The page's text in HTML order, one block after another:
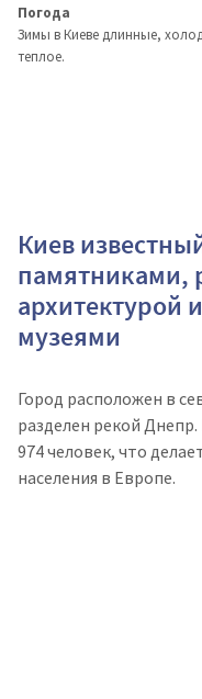
Погода
Зимы в Киеве длинные,
теплое.
Киев
памятниками,
архитектурой
музеями
Город расположен в
разделен рекой Днепр.
974 человек, что
населения в Европе.